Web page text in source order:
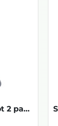
Liner Coolmax Boot 2 paar- Grey